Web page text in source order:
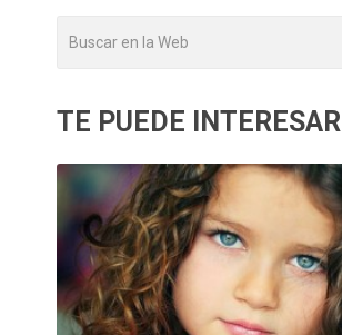
TE PUEDE INTERESAR